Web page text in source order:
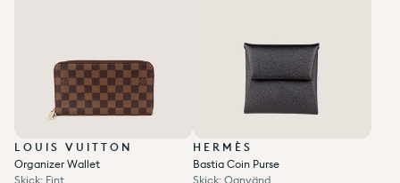
LOUIS VUITTON
Organizer Wallet
Skick: Fint
HERMÈS
Bastia Coin Purse
Skick: Oanvänd